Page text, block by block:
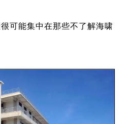
可能集中在那些不了解海啸